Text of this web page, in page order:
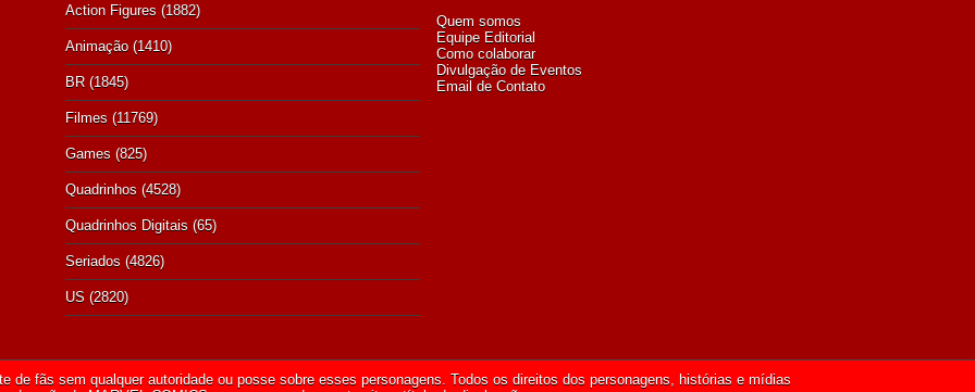
Action Figures (1882)
Animação (1410)
BR (1845)
Filmes (11769)
Games (825)
Quadrinhos (4528)
Quadrinhos Digitais (65)
Seriados (4826)
US (2820)
Quem somos
Equipe Editorial
Como colaborar
Divulgação de Eventos
Email de Contato
de fãs sem qualquer autoridade ou posse sobre esses personagens. Todos os direitos dos personagens, histórias e mídias